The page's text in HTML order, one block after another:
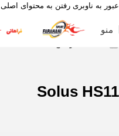
عبور به ناوبری رفتن به محتوای اصلی
منو
Solus HS11